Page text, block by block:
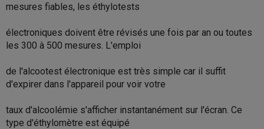
mesures fiables, les éthylotests
électroniques doivent être révisés une fois par an ou toutes
les 300 à 500 mesures. L'emploi
de l'alcootest électronique est très simple car il suffit
d'expirer dans l'appareil pour voir votre
taux d'alcoolémie s'afficher instantanément sur l'écran. Ce
type d'éthylomètre est équipé